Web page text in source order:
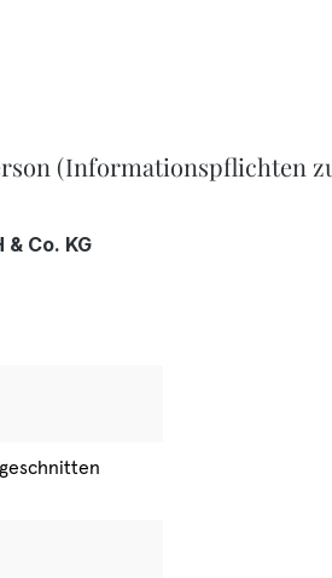
(Informationspflichten
Co. KG